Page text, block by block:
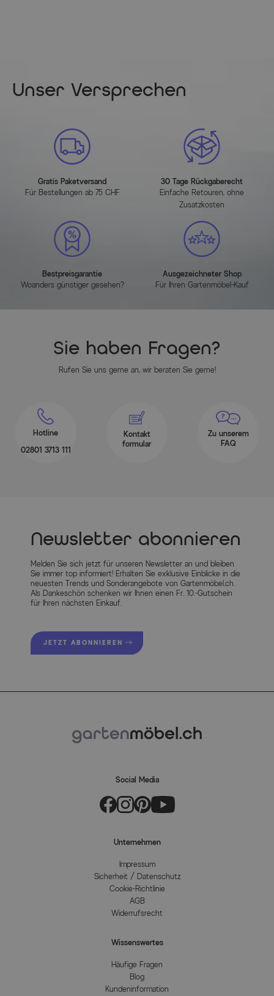
"
Attribute Werte
Hauptfarbe Silber
Silber
Farbe der Sitz-/Liegefläche Anthrazit
Unser Versprechen
Gratis Paketversand
Für Bestellungen ab 75 CHF
30 Tage Rückgaberecht
Einfache Retouren, ohne
Zusatzkosten
Bestpreisgarantie
Woanders günstiger gesehen?
Ausgezeichneter Shop
Für Ihren Gartenmöbel-Kauf
Sie haben Fragen?
Rufen Sie uns gerne an, wir beraten Sie gerne!
Hotline
02801 3713 111
Kontakt
formular
Zu unserem
FAQ
Newsletter abonnieren
Melden Sie sich jetzt für unseren Newsletter an und bleiben
Sie immer top informiert! Erhalten Sie exklusive Einblicke in die
neuesten Trends und Sonderangebote von Gartenmöbel.ch.
Als Dankeschön schenken wir Ihnen einen Fr. 10.-Gutschein
für Ihren nächsten Einkauf.
JETZT ABONNIEREN
Social Media
Unternehmen
Impressum
Sicherheit / Datenschutz
Cookie-Richtlinie
AGB
Widerrufsrecht
Wissenswertes
Häufige Fragen
Blog
Kundeninformation